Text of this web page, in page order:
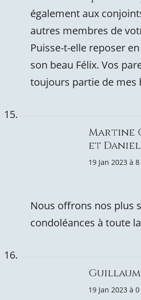
également aux
autres membres de
Puisse-t-elle reposer
son beau Félix. Vos
toujours partie de mes
Martine
et
19 Jan 2023 à
Nous offrons nos plus
condoléances à toute
19 Jan 2023 à